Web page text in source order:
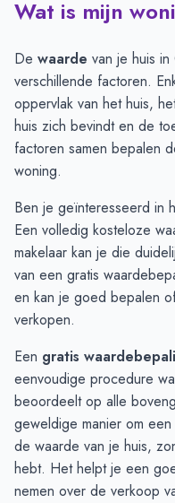
Prijsontwikkeling per
Vraagprijs
Juli
-
€
Augustus
-
September-
Oktober
-
-
November-
-
December
Februari
€ 650.000 €
Maart
-
-
April
-
-
Mei
€ 978.333 -
Juni
€ 883.750 -
Wat is mijn
De waarde van je huis
verschillende factoren.
oppervlak van het huis,
huis zich bevindt en de
factoren samen bepalen
woning.
Ben je geïnteresseerd in
Een volledig kosteloze
makelaar kan je die
van een gratis
en kan je goed bepalen
verkopen.
Een gratis
eenvoudige procedure
beoordeelt op alle
geweldige manier om
de waarde van je huis,
hebt. Het helpt je een
nemen over de verkoop